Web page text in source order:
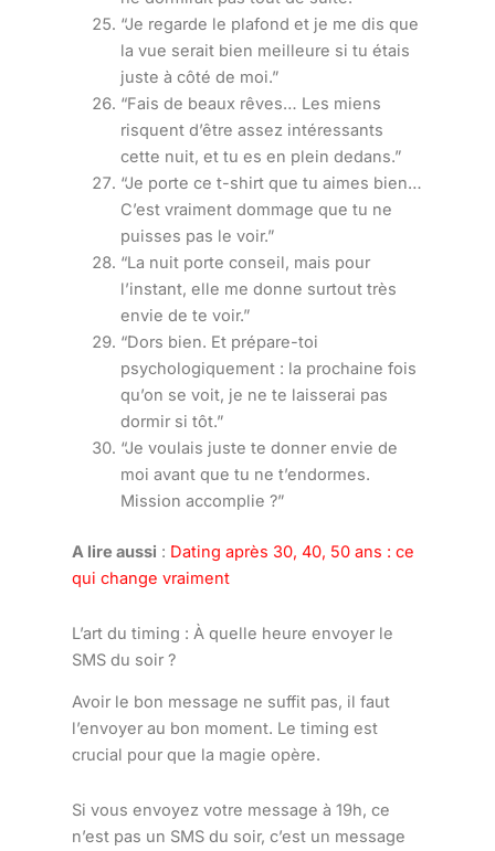
“Je regarde le plafond et je me dis que
la vue serait bien meilleure si tu étais
juste à côté de moi.”
“Fais de beaux rêves… Les miens
risquent d’être assez intéressants
cette nuit, et tu es en plein dedans.”
“Je porte ce t-shirt que tu aimes bien…
C’est vraiment dommage que tu ne
puisses pas le voir.”
“La nuit porte conseil, mais pour
l’instant, elle me donne surtout très
envie de te voir.”
“Dors bien. Et prépare-toi
psychologiquement : la prochaine fois
qu’on se voit, je ne te laisserai pas
dormir si tôt.”
“Je voulais juste te donner envie de
moi avant que tu ne t’endormes.
Mission accomplie ?”
A lire aussi : Dating après 30, 40, 50 ans : ce
qui change vraiment
L’art du timing : À quelle heure envoyer le
SMS du soir ?
Avoir le bon message ne suffit pas, il faut
l’envoyer au bon moment. Le timing est
crucial pour que la magie opère.
Si vous envoyez votre message à 19h, ce
n’est pas un SMS du soir, c’est un message